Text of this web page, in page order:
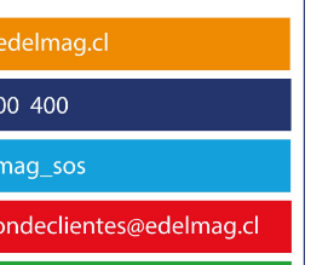
Vásquez y Ricardo Becerra.